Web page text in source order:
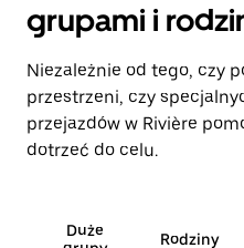
grupami i
Niezależnie od tego, czy
przestrzeni, czy
przejazdów w Rivière
dotrzeć do celu.
Duże
Rodziny